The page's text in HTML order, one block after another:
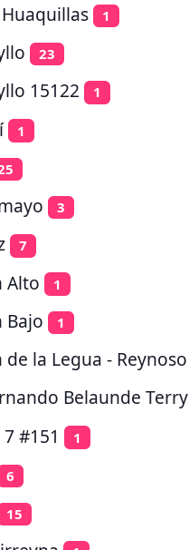
1
23
15122 1
1
3
7
Alto 1
Bajo 1
de la Legua - Reynoso
Belaunde Terry
#151 1
6
15